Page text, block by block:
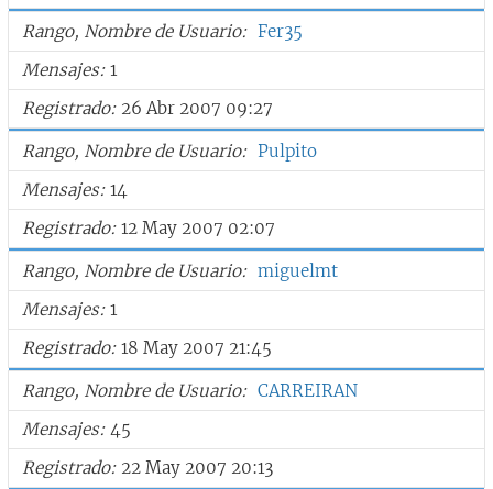
Rango, Nombre de Usuario
Fer35
Mensajes 1
Registrado 26 Abr 2007 09:27
Rango, Nombre de Usuario
Pulpito
Mensajes 14
Registrado 12 May 2007 02:07
Rango, Nombre de Usuario
miguelmt
Mensajes 1
Registrado 18 May 2007 21:45
Rango, Nombre de Usuario
CARREIRAN
Mensajes 45
Registrado 22 May 2007 20:13